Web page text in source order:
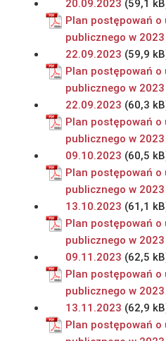
20.09.2023
Plan postępowań o
publicznego w
22.09.2023
Plan postępowań o
publicznego w
22.09.2023
Plan postępowań o
publicznego w
09.10.2023
Plan postępowań o
publicznego w
13.10.2023
Plan postępowań o
publicznego w
09.11.2023
Plan postępowań o
publicznego w
13.11.2023
Plan postępowań o